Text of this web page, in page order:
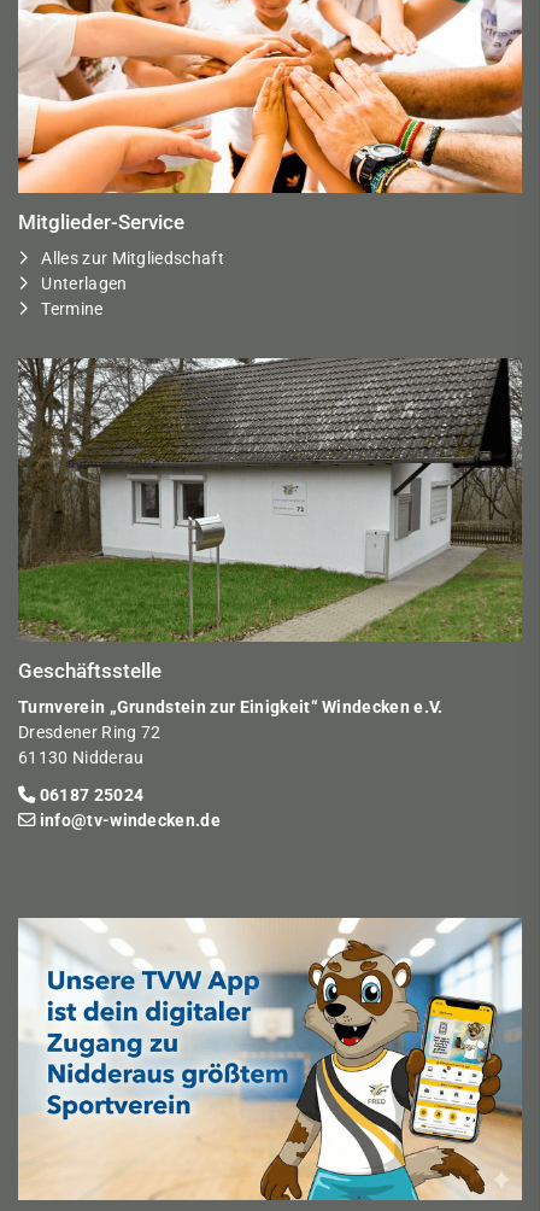
Mitglieder-Service
Alles zur Mitgliedschaft
Unterlagen
Termine
Geschäftsstelle
Turnverein „Grundstein zur Einigkeit“ Windecken e.V.
Dresdener Ring 72
61130 Nidderau
06187 25024
info@tv-windecken.de